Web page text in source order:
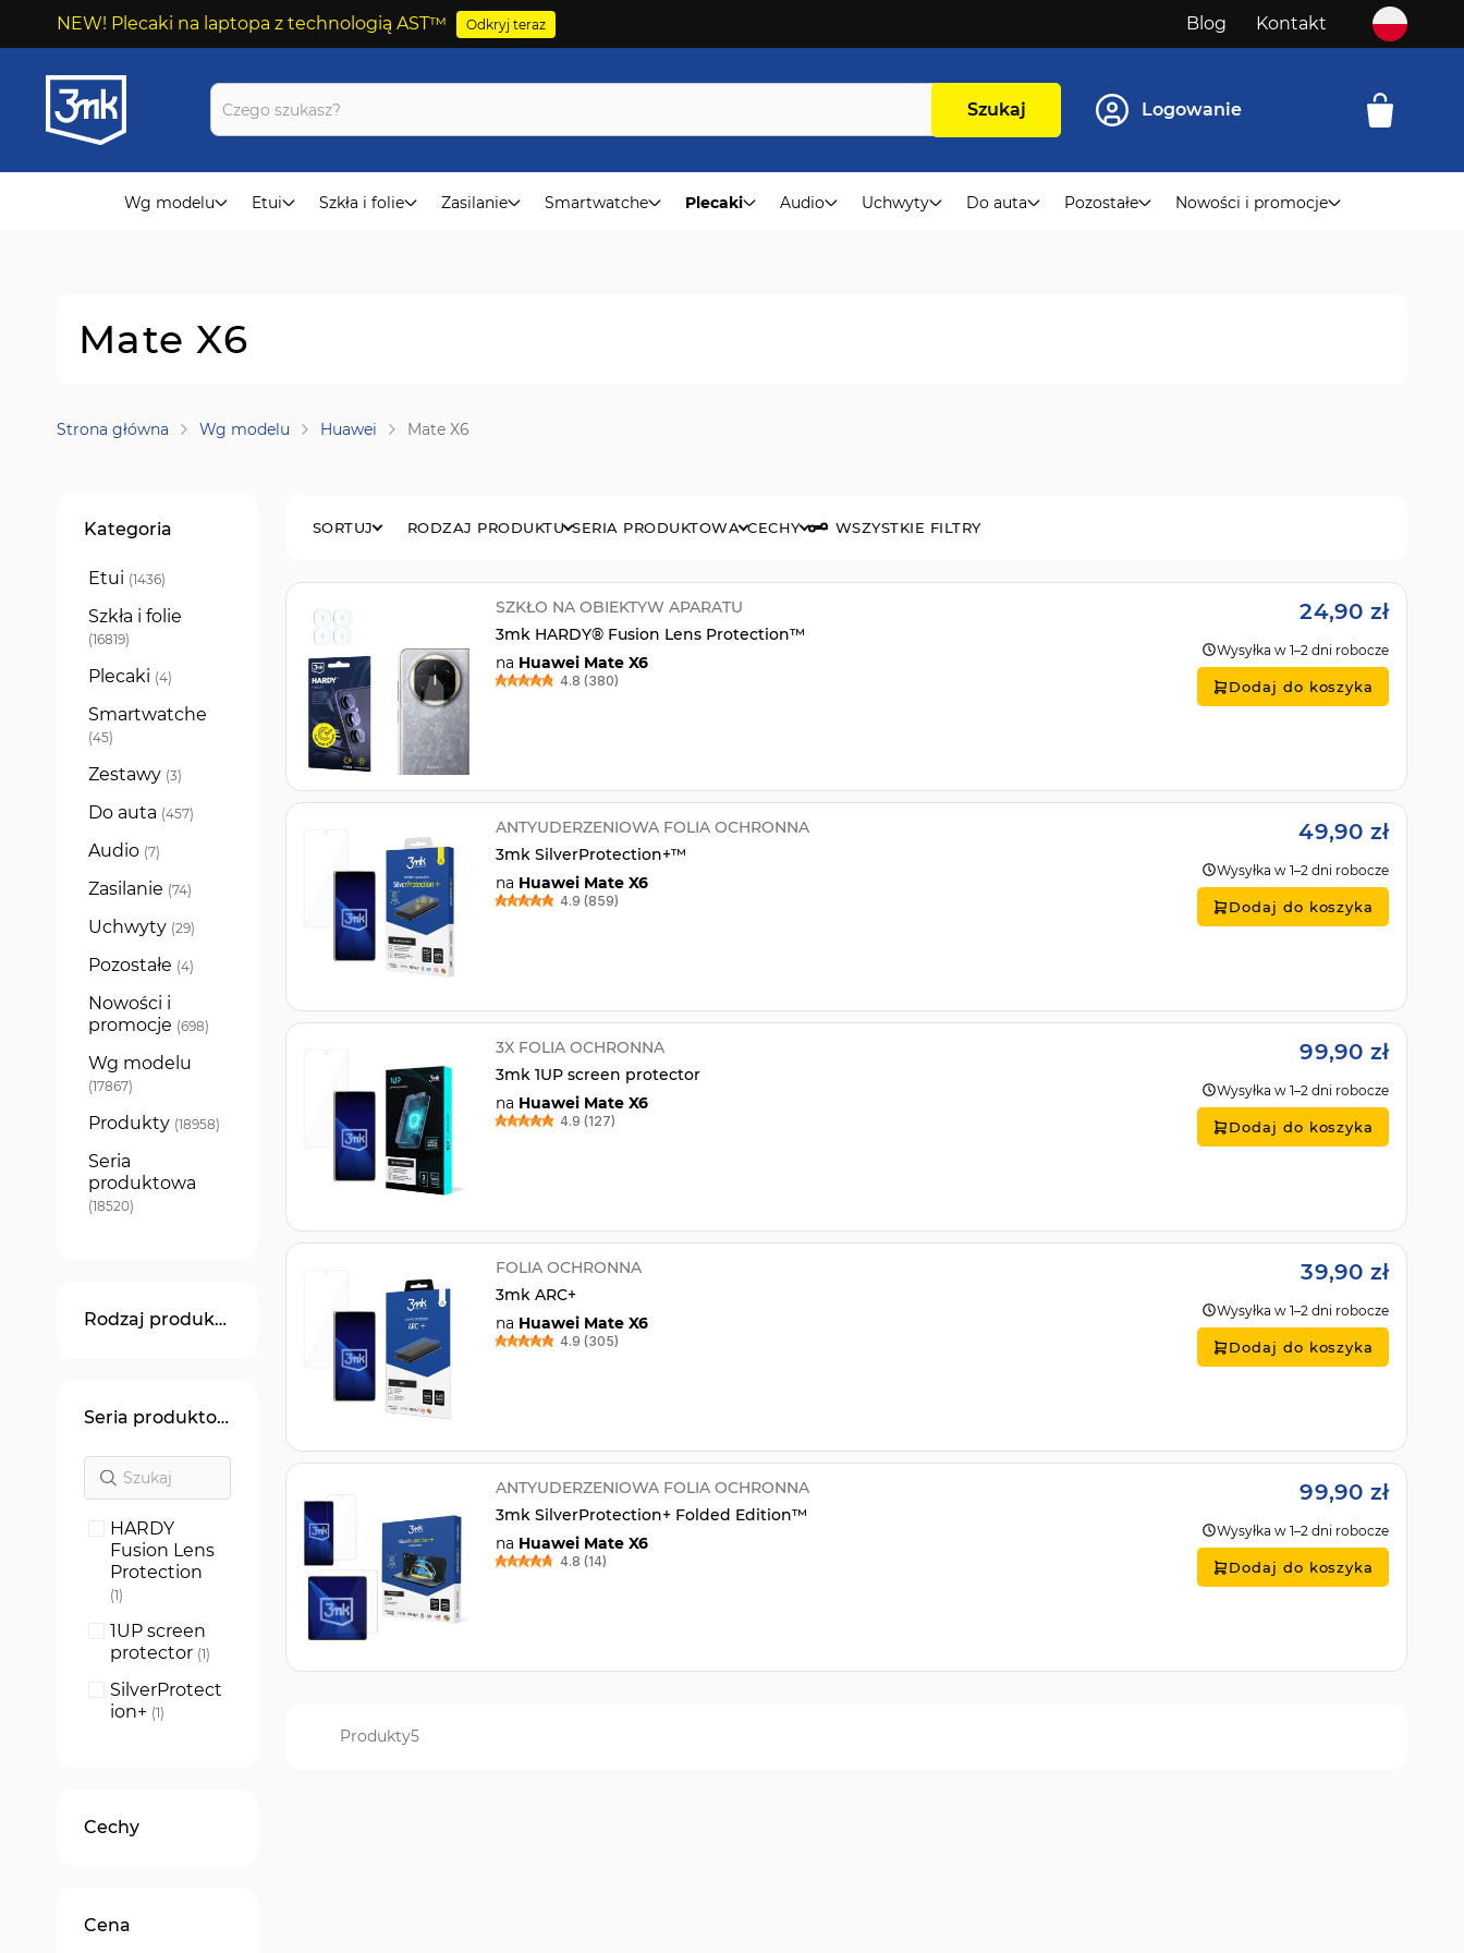
NEW! Plecaki na laptopa z technologią AST™ Odkryj teraz
Przejdź
do
treści
Blog Kontakt
Szukaj Logowanie
Wg modelu Etui Szkła i folie Zasilanie Smartwatche Plecaki Audio Uchwyty Do auta Pozostałe Nowości i promocje
Mate X6
Strona główna Wg modelu Huawei Mate X6
RODZAJ PRODUKTU SERIA PRODUKTOWA CECHY WSZYSTKIE FILTRY
SORTUJ
SZKŁO NA OBIEKTYW APARATU
3mk HARDY® Fusion Lens Protection™
na Huawei Mate X6
4.8 (380)
24,90 zł
Wysyłka w 1–2 dni robocze
Dodaj do koszyka
ANTYUDERZENIOWA FOLIA OCHRONNA
3mk SilverProtection+™
na Huawei Mate X6
4.9 (859)
49,90 zł
Wysyłka w 1–2 dni robocze
Dodaj do koszyka
3X FOLIA OCHRONNA
3mk 1UP screen protector
na Huawei Mate X6
4.9 (127)
99,90 zł
Wysyłka w 1–2 dni robocze
Dodaj do koszyka
FOLIA OCHRONNA
3mk ARC+
na Huawei Mate X6
4.9 (305)
39,90 zł
Wysyłka w 1–2 dni robocze
Dodaj do koszyka
ANTYUDERZENIOWA FOLIA OCHRONNA
3mk SilverProtection+ Folded Edition™
na Huawei Mate X6
4.8 (14)
99,90 zł
Wysyłka w 1–2 dni robocze
Dodaj do koszyka
Produkty5
Kategoria
Etui 1436
produkty
Szkła i folie
16819
produkty
Plecaki 4
produkty
Smartwatche
45
produkty
Zestawy 3
produkty
Do auta 457
produkty
Audio 7
produkty
Zasilanie 74
produkty
Uchwyty 29
produkty
Pozostałe 4
produkty
Nowości i
promocje 698
produkty
Wg modelu
17867
produkty
Produkty 18958
produkty
Seria
produktowa
18520
produkty
Rodzaj produktu
Seria produktowa
HARDY
Fusion Lens
Protection
1
produkt
1UP screen
protector 1
produkt
SilverProtect
ion+ 1
produkt
ARC+
Cechy
Cena